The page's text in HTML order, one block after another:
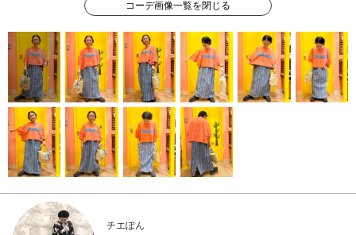
コーデ画像一覧を閉じる
チエぽん